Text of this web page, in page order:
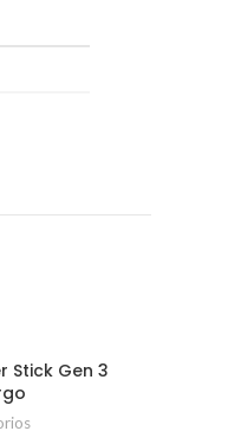
Stick Gen 3